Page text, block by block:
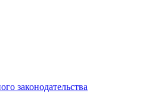
законодательства